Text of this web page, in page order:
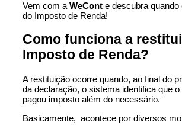
Vem com aWeCont e descubra
do Imposto de Renda!
Como funciona a
Imposto de Renda?
A restituição ocorre quando, ao final do
da declaração, o sistema identifica que o
pagou imposto além do necessário.
Basicamente, acontece por diversos